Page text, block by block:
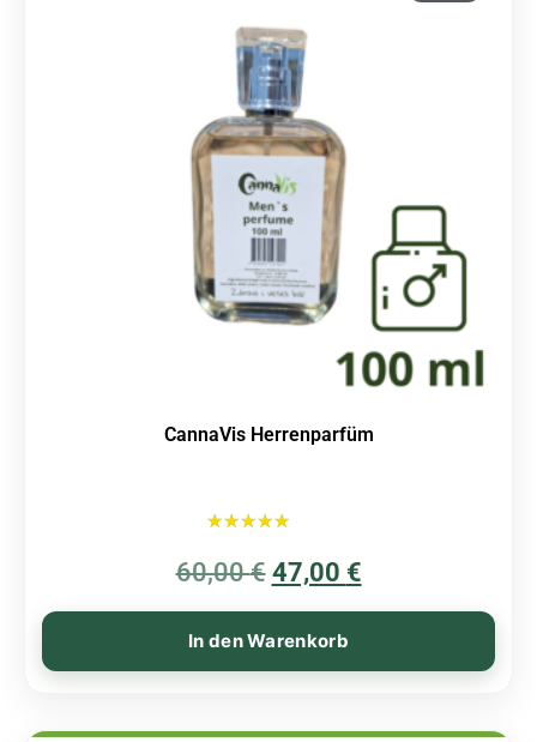
CannaVis Herrenparfüm
5.00
von 5
60,00€ 47,00 €
In den Warenkorb